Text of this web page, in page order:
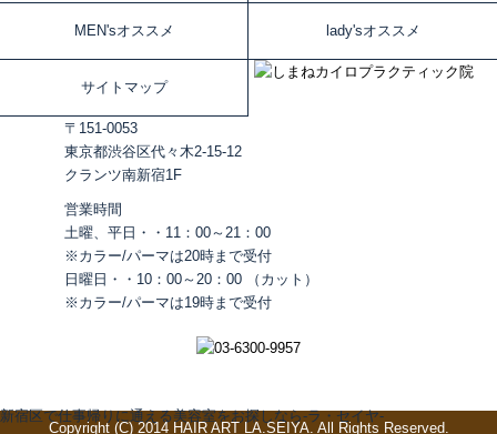
MEN'sオススメ lady'sオススメ
サイトマップ
〒151‐0053
東京都渋谷区代々木2‐15‐12
クランツ南新宿1F
営業時間
土曜、平日・・11：00～21：00
※カラー/パーマは20時まで受付
日曜日・・10：00～20：00 （カット）
※カラー/パーマは19時まで受付
新宿区で仕事帰りに通える美容室をお探しなら-ラ・セイヤ-
Copyright (C) 2014 HAIR ART LA.SEIYA. All Rights Reserved.